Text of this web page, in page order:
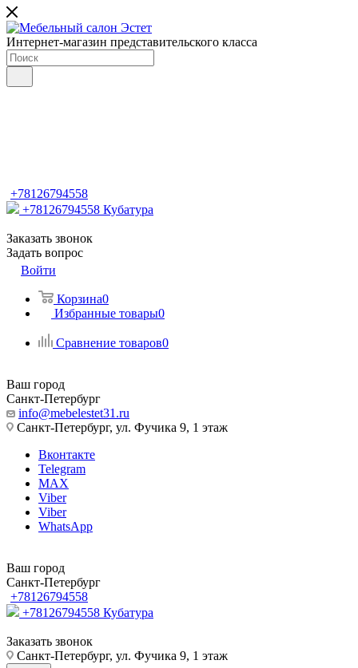
Интернет-магазин представительского класса
+78126794558
+78126794558 Кубатура
Заказать звонок
Задать вопрос
Войти
Корзина0
Избранные товары0
Сравнение товаров0
Ваш город
Санкт-Петербург
info@mebelestet31.ru
Санкт-Петербург, ул. Фучика 9, 1 этаж
Вконтакте
Telegram
MAX
Viber
Viber
WhatsApp
Ваш город
Санкт-Петербург
+78126794558
+78126794558 Кубатура
Заказать звонок
Санкт-Петербург, ул. Фучика 9, 1 этаж